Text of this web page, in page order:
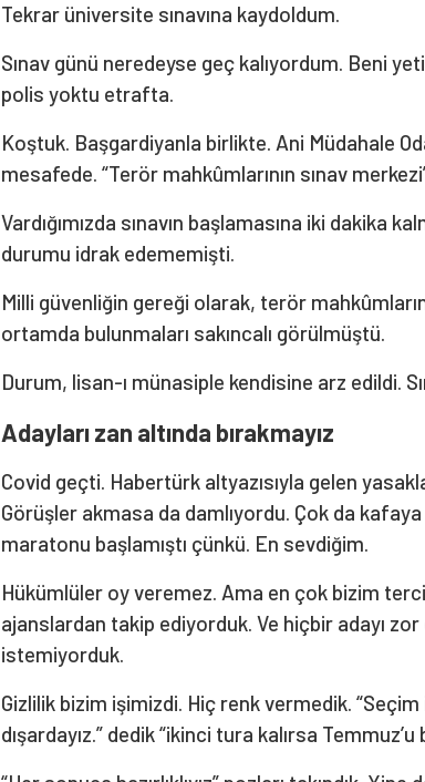
Tekrar üniversite sınavına kaydoldum.
Sınav günü neredeyse geç kalıyordum. Beni
polis yoktu etrafta.
Koştuk. Başgardiyanla birlikte. Ani Müdahale
mesafede. “Terör mahkûmlarının sınav
Vardığımızda sınavın başlamasına iki dakika
durumu idrak edememişti.
Milli güvenliğin gereği olarak, terör
ortamda bulunmaları sakıncalı görülmüştü.
Durum, lisan-ı münasiple kendisine arz edildi.
Adayları zan altında bırakmayız
Covid geçti. Habertürk altyazısıyla gelen
Görüşler akmasa da damlıyordu. Çok da
maratonu başlamıştı çünkü. En sevdiğim.
Hükümlüler oy veremez. Ama en çok bizim
ajanslardan takip ediyorduk. Ve hiçbir adayı
istemiyorduk.
Gizlilik bizim işimizdi. Hiç renk vermedik.
dışardayız.” dedik “ikinci tura kalırsa Temmuz’u